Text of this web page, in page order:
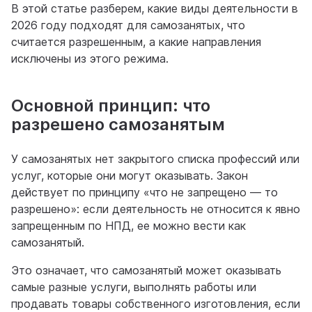
В этой статье разберем, какие виды деятельности в
2026 году подходят для самозанятых, что
считается разрешенным, а какие направления
исключены из этого режима.
Основной принцип: что
разрешено самозанятым
У самозанятых нет закрытого списка профессий или
услуг, которые они могут оказывать. Закон
действует по принципу «что не запрещено — то
разрешено»: если деятельность не относится к явно
запрещенным по НПД, ее можно вести как
самозанятый.
Это означает, что самозанятый может оказывать
самые разные услуги, выполнять работы или
продавать товары собственного изготовления, если